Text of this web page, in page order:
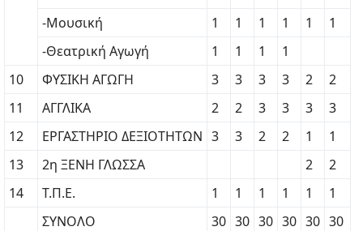
-Μουσική
1 1 1 1 1
1
-Θεατρική Αγωγή
1 1 1
1
10
ΦΥΣΙΚΗ ΑΓΩΓΗ 3 3 3 3 2
2
11
ΑΓΓΛΙΚΑ 2 2 3 3 3
3
12
ΕΡΓΑΣΤΗΡΙΟ ΔΕΞΙΟΤΗΤΩΝ 3 3 2 2 1
1
13
2η ΞΕΝΗ ΓΛΩΣΣΑ 2
2
14
Τ.Π.Ε. 1 1 1 1 1
1
ΣΥΝΟΛΟ
30 30 30 30 30 30